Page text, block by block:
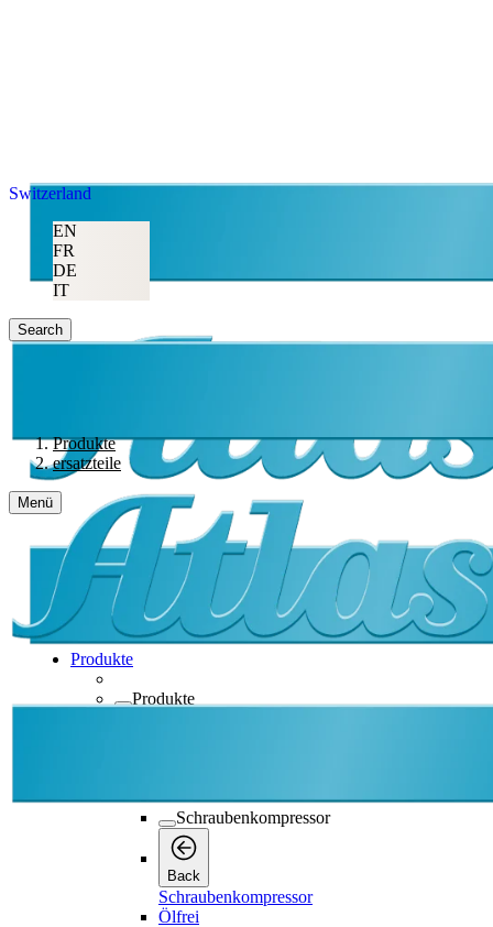
Switzerland
EN
FR
DE
IT
Search
Produkte
ersatzteile
Menü
Produkte
Produkte
Schraubenkompressor
Back
Schraubenkompressor
Ölfrei